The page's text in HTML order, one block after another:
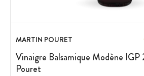
MARTIN POURET
Vinaigre Balsamique Modène
Pouret